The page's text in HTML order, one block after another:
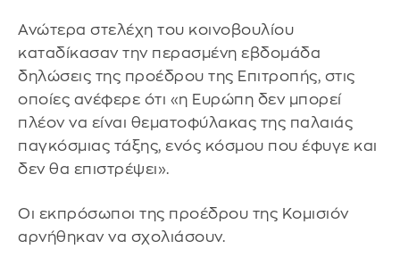
Ανώτερα στελέχη του κοινοβουλίου
καταδίκασαν την περασμένη εβδομάδα
δηλώσεις της προέδρου της Επιτροπής, στις
οποίες ανέφερε ότι «η Ευρώπη δεν μπορεί
πλέον να είναι θεματοφύλακας της παλαιάς
παγκόσμιας τάξης, ενός κόσμου που έφυγε και
δεν θα επιστρέψει».
Οι εκπρόσωποι της προέδρου της Κομισιόν
αρνήθηκαν να σχολιάσουν.